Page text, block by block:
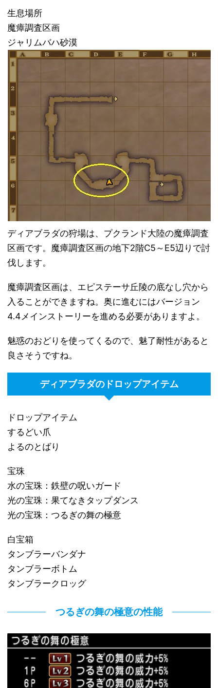
生息場所
魔瘴調査区画
ジャリムバハ砂漠
ディアブラダの狩場は、プクランド大陸の魔瘴調査
区画です。魔瘴調査区画の地下2階C5～E5辺りで討
伐します。
魔瘴調査区画は、エピステーサ丘陵の底なし穴から
入ることができますね。奥に進むにはバージョン
4.4メインストーリーを進める必要がありますよ。
魅惑のおどりを使ってくるので、魅了耐性があると
良さそうですね。
ディアブラダのドロップアイテム
ドロップアイテム
するどい爪
よるのとばり
宝珠
水の宝珠：鉄壁の呪いガード
光の宝珠：果てなきタップダンス
光の宝珠：つるぎの舞の極意
白宝箱
タンブラーバンダナ
タンブラーボトム
タンブラークロッグ
つるぎの舞の極意の性能